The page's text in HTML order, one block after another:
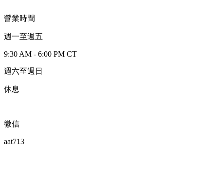
營業時間
週一至週五
9:30 AM - 6:00 PM CT
週六至週日
休息
微信
aat713